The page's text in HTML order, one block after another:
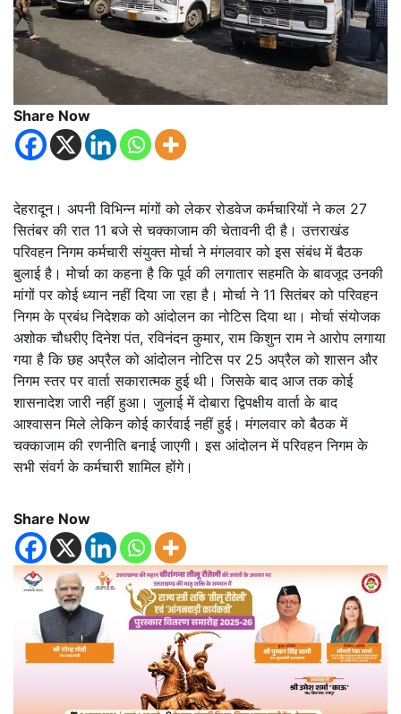
Share Now
देहरादून। अपनी विभिन्न मांगों को लेकर रोडवेज कर्मचारियों ने कल 27
सितंबर की रात 11 बजे से चक्काजाम की चेतावनी दी है। उत्तराखंड
परिवहन निगम कर्मचारी संयुक्त मोर्चा ने मंगलवार को इस संबंध में बैठक
बुलाई है। मोर्चा का कहना है कि पूर्व की लगातार सहमति के बावजूद उनकी
मांगों पर कोई ध्यान नहीं दिया जा रहा है। मोर्चा ने 11 सितंबर को परिवहन
निगम के प्रबंध निदेशक को आंदोलन का नोटिस दिया था। मोर्चा संयोजक
अशोक चौधरीए दिनेश पंत, रविनंदन कुमार, राम किशुन राम ने आरोप लगाया
गया है कि छह अप्रैल को आंदोलन नोटिस पर 25 अप्रैल को शासन और
निगम स्तर पर वार्ता सकारात्मक हुई थी। जिसके बाद आज तक कोई
शासनादेश जारी नहीं हुआ। जुलाई में दोबारा द्विपक्षीय वार्ता के बाद
आश्वासन मिले लेकिन कोई कार्रवाई नहीं हुई। मंगलवार को बैठक में
चक्काजाम की रणनीति बनाई जाएगी। इस आंदोलन में परिवहन निगम के
सभी संवर्ग के कर्मचारी शामिल होंगे।
Share Now